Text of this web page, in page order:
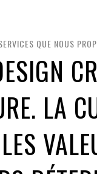
QUE NOUS
LA